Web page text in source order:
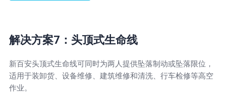
解决方案7：头顶式生命线
新百安头顶式生命线可同时为两人提供坠落制动或坠落限位，
适用于装卸货、设备维修、建筑维修和清洗、行车检修等高空
作业。